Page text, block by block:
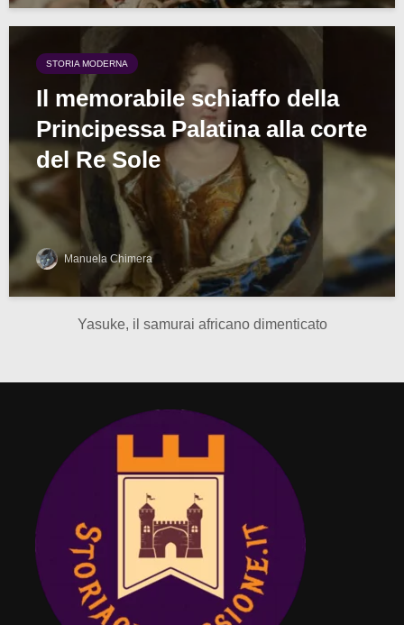
STORIA MODERNA
Il memorabile schiaffo della
Principessa Palatina alla corte
del Re Sole
Manuela Chimera
Yasuke, il samurai africano dimenticato